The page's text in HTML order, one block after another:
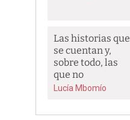
Las historias que
se cuentan y,
sobre todo, las
que no
Lucía Mbomío